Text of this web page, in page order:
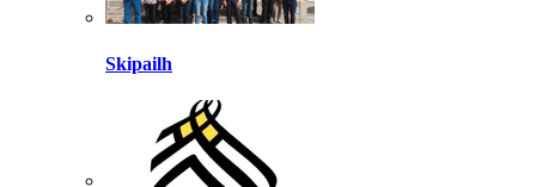
Skipailh